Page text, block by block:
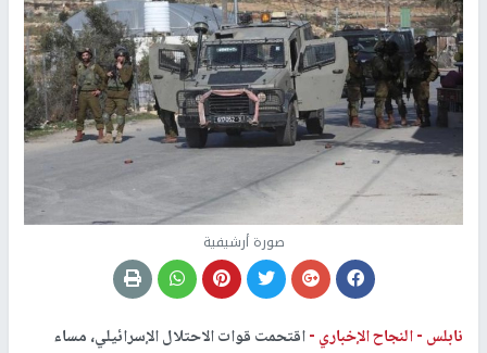
صورة أرشيفية
نابلس -النجاح الإخباري -اقتحمت قوات الاحتلال الإسرائيلي، مساء